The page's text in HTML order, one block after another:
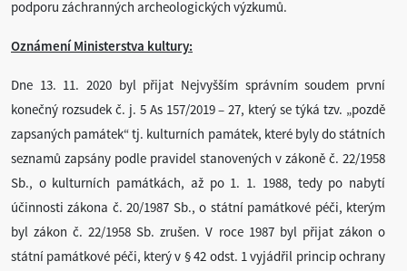
podporu záchranných archeologických výzkumů.
Oznámení Ministerstva kultury:
Dne 13. 11. 2020 byl přijat Nejvyšším správním soudem první
konečný rozsudek č. j. 5 As 157/2019 – 27, který se týká tzv. „pozdě
zapsaných památek“ tj. kulturních památek, které byly do státních
seznamů zapsány podle pravidel stanovených v zákoně č. 22/1958
Sb., o kulturních památkách, až po 1. 1. 1988, tedy po nabytí
účinnosti zákona č. 20/1987 Sb., o státní památkové péči, kterým
byl zákon č. 22/1958 Sb. zrušen. V roce 1987 byl přijat zákon o
státní památkové péči, který v § 42 odst. 1 vyjádřil princip ochrany